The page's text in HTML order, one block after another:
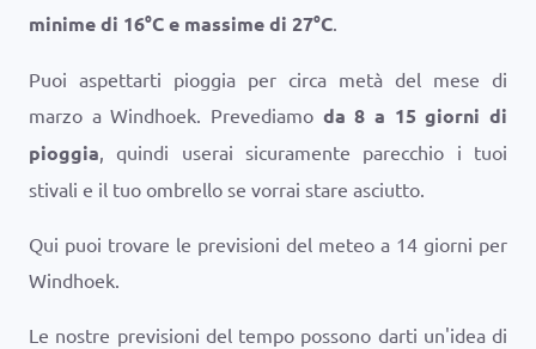
minime di 16°Ce massime di 27°C.
Puoi aspettarti pioggia per circa metà del mese di
marzo a Windhoek. Prevediamo da 8 a 15 giorni di
pioggia, quindi userai sicuramente parecchio i tuoi
stivali e il tuo ombrello se vorrai stare asciutto.
Qui puoi trovare le previsioni del meteo a 14 giorni per
Windhoek.
Le nostre previsioni del tempo possono darti un'idea di